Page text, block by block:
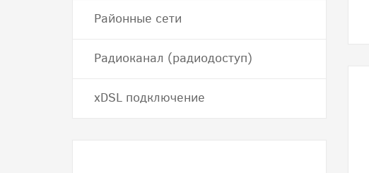
Районные сети
Радиоканал (радиодоступ)
хDSL подключение